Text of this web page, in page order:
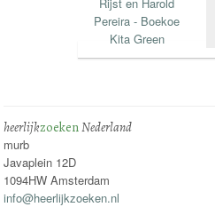
heerlijkzoekenNederland
murb
Javaplein 12D
1094HW Amsterdam
info@heerlijkzoeken.nl